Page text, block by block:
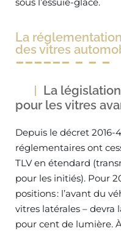
La
des vitres
La
pour les vitres
Depuis le décret 2016-
réglementaires ont
TLV en étendard
pour les initiés). Pour
positions : l’avant du
vitres latérales –
pour cent de lumière.